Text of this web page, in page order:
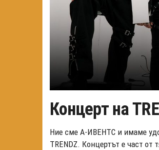
Концерт на
Ние сме А-ИВЕНТС и имаме
TRENDZ. Концертът е част от